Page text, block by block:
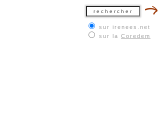
sur irenees.net
sur la Coredem